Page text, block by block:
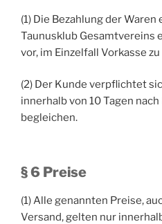
(1) Die Bezahlung der
Taunusklub Gesamtvereins
vor, im Einzelfall Vorkasse
(2) Der Kunde verpflichtet
innerhalb von 10 Tagen
begleichen.
§ 6 Preise
(1) Alle genannten Preise,
Versand, gelten nur